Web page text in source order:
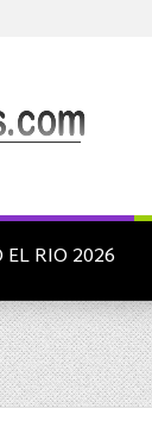
RIO 2026